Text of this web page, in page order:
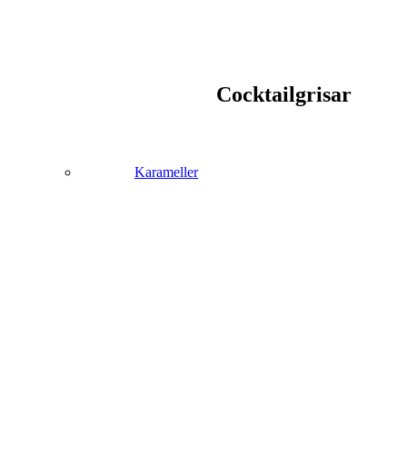
Cocktailgrisar
Karameller